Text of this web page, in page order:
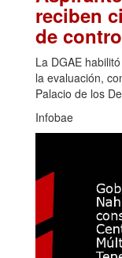
reciben
de
La DGAE
la evaluación,
Palacio de los
Infobae